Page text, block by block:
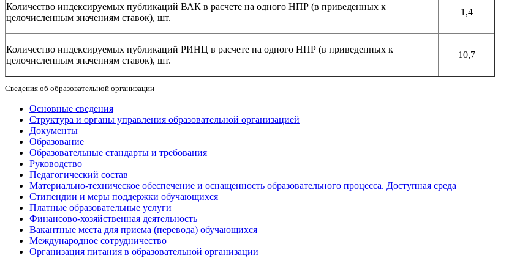
Количество индексируемых публикаций ВАК в расчете на одного НПР (в приведенных к
целочисленным значениям ставок), шт.
1,4
Количество индексируемых публикаций РИНЦ в расчете на одного НПР (в приведенных к
целочисленным значениям ставок), шт.
10,7
Сведения об образовательной организации
Основные сведения
Структура и органы управления образовательной организацией
Документы
Образование
Образовательные стандарты и требования
Руководство
Педагогический состав
Материально-техническое обеспечение и оснащенность образовательного процесса. Доступная среда
Стипендии и меры поддержки обучающихся
Платные образовательные услуги
Финансово-хозяйственная деятельность
Вакантные места для приема (перевода) обучающихся
Международное сотрудничество
Организация питания в образовательной организации